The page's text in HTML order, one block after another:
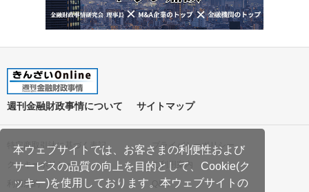
本ウェブサイトでは、お客さまの利便性および
サービスの品質の向上を目的として、Cookie(ク
ッキー)を使用しております。本ウェブサイトの
週刊金融財政事情について サイトマップ
特定商取引法に基づく表記
プライバシーポリシー
クッキーポリシー
ご利用案内
利用規約
Q&A